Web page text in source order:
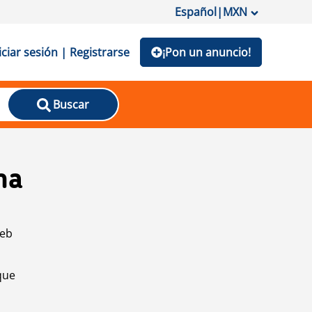
Español|MXN
sesión | Registrarse ¡Pon un anuncio!
Buscar